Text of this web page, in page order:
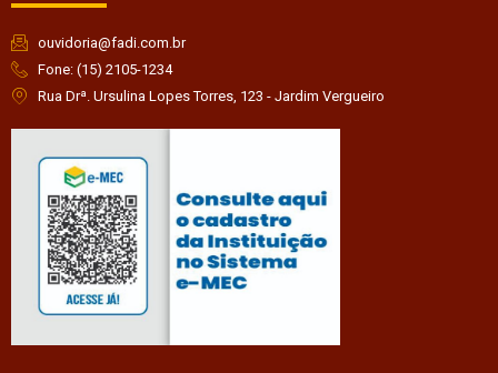
ouvidoria@fadi.com.br
Fone: (15) 2105-1234
Rua Drª. Ursulina Lopes Torres, 123 - Jardim Vergueiro